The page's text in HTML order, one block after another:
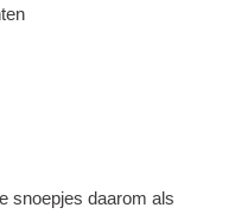
snoepjes daarom als